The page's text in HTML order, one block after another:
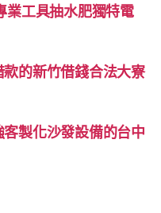
工具抽水肥獨特電
的新竹借錢合法大寮
製化沙發設備的台中